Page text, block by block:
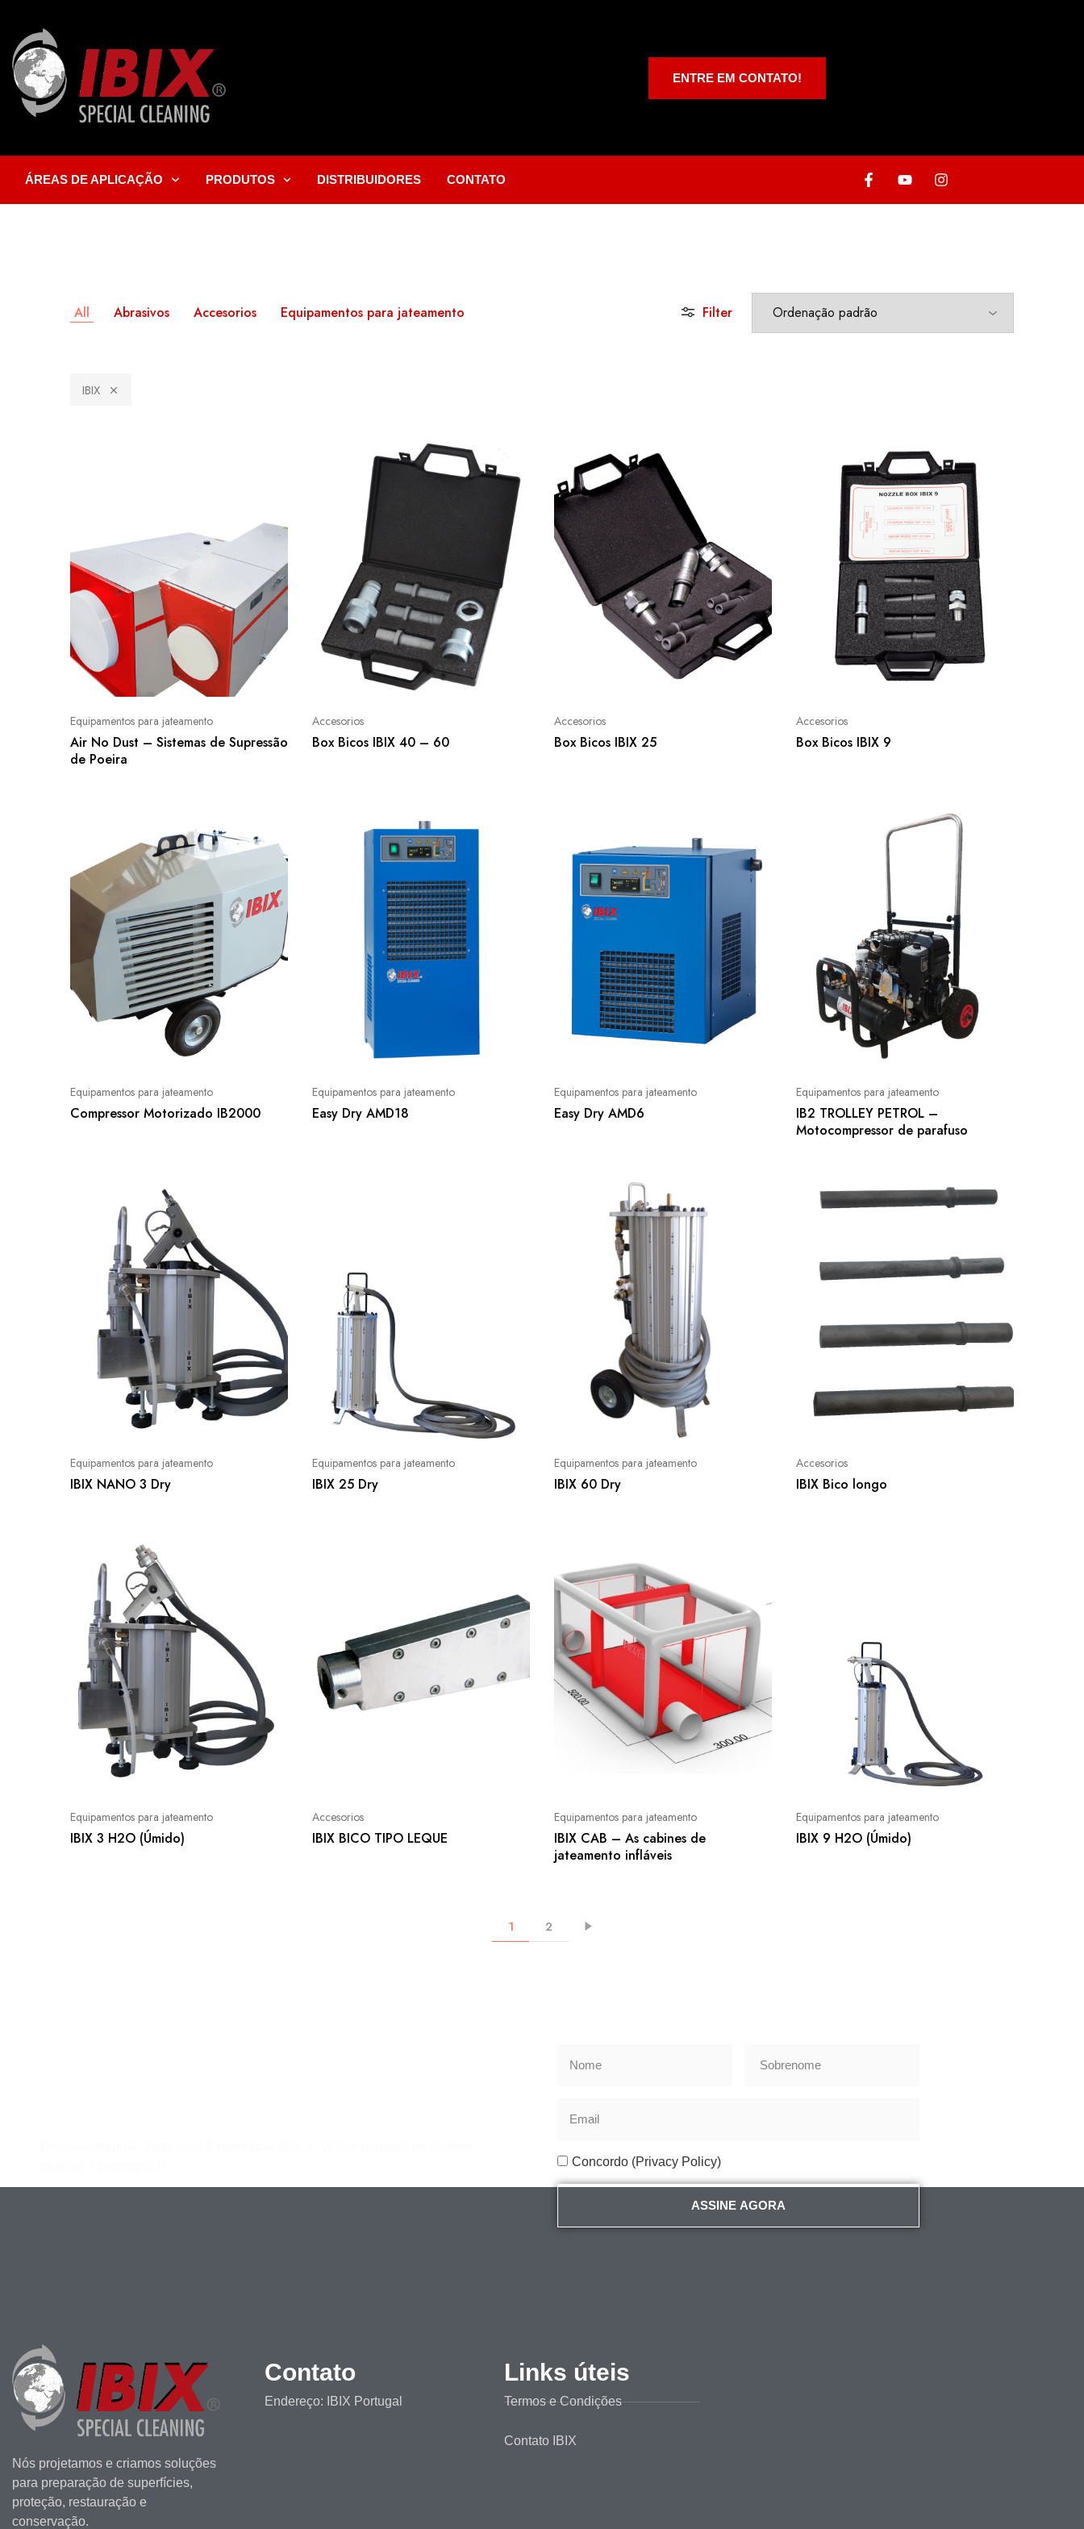
ENTRE EM CONTATO!
ÁREAS DE APLICAÇÃO PRODUTOS DISTRIBUIDORES CONTATO
All Abrasivos Accesorios Equipamentos para jateamento Filter
IBIX
Equipamentos para jateamento
Air No Dust – Sistemas de Supressão
de Poeira
Accesorios
Box Bicos IBIX 40 – 60
Accesorios
Box Bicos IBIX 25
Accesorios
Box Bicos IBIX 9
Equipamentos para jateamento
Compressor Motorizado IB2000
Equipamentos para jateamento
Easy Dry AMD18
Equipamentos para jateamento
Easy Dry AMD6
Equipamentos para jateamento
IB2 TROLLEY PETROL –
Motocompressor de parafuso
Equipamentos para jateamento
IBIX NANO 3 Dry
Equipamentos para jateamento
IBIX 25 Dry
Equipamentos para jateamento
IBIX 60 Dry
Accesorios
IBIX Bico longo
Equipamentos para jateamento
IBIX 3 H2O (Úmido)
Accesorios
IBIX BICO TIPO LEQUE
Equipamentos para jateamento
IBIX CAB – As cabines de
jateamento infláveis
Equipamentos para jateamento
IBIX 9 H2O (Úmido)
1 2
Concordo (Privacy Policy)
ASSINE AGORA
Nós projetamos e criamos soluções
para preparação de superfícies,
proteção, restauração e
conservação.
Contato
Endereço: IBIX Portugal
Links úteis
Termos e Condições
Contato IBIX